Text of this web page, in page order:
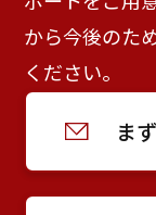
から今後のた
ください。
ま